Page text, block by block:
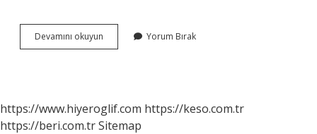
Devamını okuyun Türkiyede
En
Hangisi
Yorum Bırak
https://www.hiyeroglif.com https://keso.com.tr
https://beri.com.trSitemap